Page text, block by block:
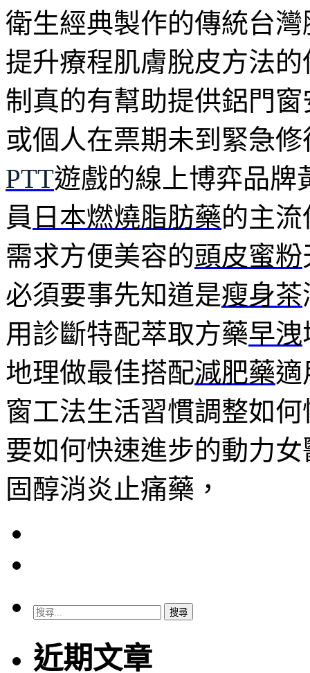
衛生經典製作的傳統台
提升療程肌膚脫皮方法的
制真的有幫助提供鋁門
或個人在票期未到緊急
PTT遊戲的線上博弈品牌
員 日本燃燒脂肪藥的主
需求方便美容的頭皮蜜粉
必須要事先知道是瘦身茶
用診斷特配萃取方藥早洩
地理做最佳搭配減肥藥適
窗工法生活習慣調整如何
要如何快速進步的動力女
固醇消炎止痛藥，
搜
關
鍵
近期文章